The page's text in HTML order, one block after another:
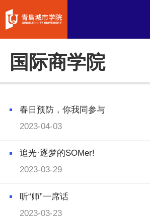
国际商学院
春日预防，你我同参与
2023-04-03
追光·逐梦的SOMer!
2023-03-29
听“师”一席话
2023-03-23